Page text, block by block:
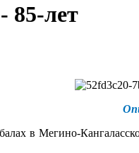
85-лет
в Мегино-